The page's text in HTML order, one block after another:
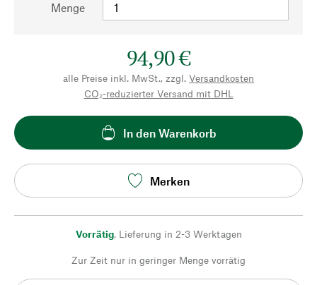
Menge
94,90 €
alle Preise inkl. MwSt., zzgl. Versandkosten
CO₂-reduzierter Versand mit DHL
In den Warenkorb
Merken
Vorrätig, Lieferung in 2-3 Werktagen
Zur Zeit nur in geringer Menge vorrätig